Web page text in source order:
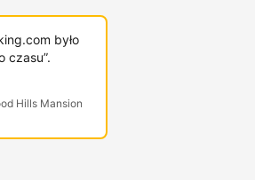
było
czasu”.
Hills Mansion